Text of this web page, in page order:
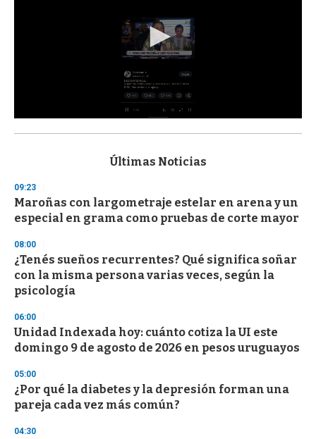
s
d
s
o
f
3
s
e
c
o
d
s
Últimas Noticias
09:23
Maroñas con largometraje estelar en arena y un
especial en grama como pruebas de corte mayor
08:00
¿Tenés sueños recurrentes? Qué significa soñar
con la misma persona varias veces, según la
psicología
06:00
Unidad Indexada hoy: cuánto cotiza la UI este
domingo 9 de agosto de 2026 en pesos uruguayos
05:00
¿Por qué la diabetes y la depresión forman una
pareja cada vez más común?
04:30